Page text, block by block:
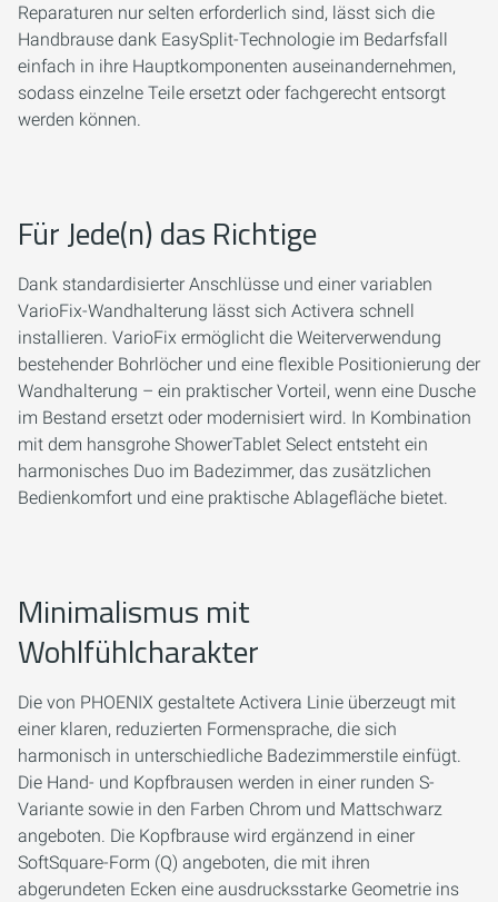
Reparaturen nur selten erforderlich sind, lässt sich die
Handbrause dank EasySplit-Technologie im Bedarfsfall
einfach in ihre Hauptkomponenten auseinandernehmen,
sodass einzelne Teile ersetzt oder fachgerecht entsorgt
werden können.
Für Jede(n) das Richtige
Dank standardisierter Anschlüsse und einer variablen
VarioFix-Wandhalterung lässt sich Activera schnell
installieren. VarioFix ermöglicht die Weiterverwendung
bestehender Bohrlöcher und eine flexible Positionierung der
Wandhalterung – ein praktischer Vorteil, wenn eine Dusche
im Bestand ersetzt oder modernisiert wird. In Kombination
mit dem hansgrohe ShowerTablet Select entsteht ein
harmonisches Duo im Badezimmer, das zusätzlichen
Bedienkomfort und eine praktische Ablagefläche bietet.
Minimalismus mit
Wohlfühlcharakter
Die von PHOENIX gestaltete Activera Linie überzeugt mit
einer klaren, reduzierten Formensprache, die sich
harmonisch in unterschiedliche Badezimmerstile einfügt.
Die Hand- und Kopfbrausen werden in einer runden S-
Variante sowie in den Farben Chrom und Mattschwarz
angeboten. Die Kopfbrause wird ergänzend in einer
SoftSquare-Form (Q) angeboten, die mit ihren
abgerundeten Ecken eine ausdrucksstarke Geometrie ins